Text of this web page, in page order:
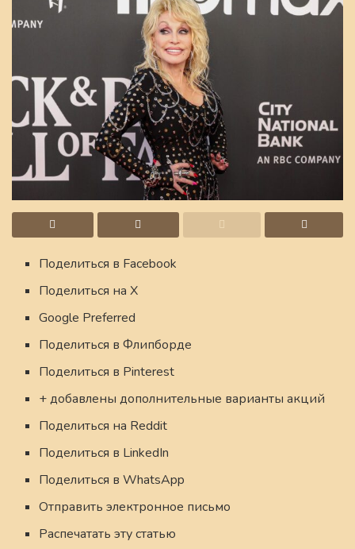
Поделиться в Facebook
Поделиться на X
Google Preferred
Поделиться в Флипборде
Поделиться в Pinterest
+ добавлены дополнительные варианты акций
Поделиться на Reddit
Поделиться в LinkedIn
Поделиться в WhatsApp
Отправить электронное письмо
Распечатать эту статью